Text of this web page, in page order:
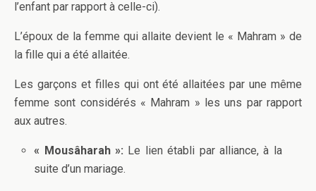
l’enfant par rapport à celle-ci).
L’époux de la femme qui allaite devient le « Mahram » de
la fille qui a été allaitée.
Les garçons et filles qui ont été allaitées par une même
femme sont considérés « Mahram » les uns par rapport
aux autres.
« Mousâharah »: Le lien établi par alliance, à la
suite d’un mariage.